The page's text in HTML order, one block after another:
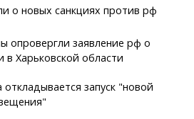
о новых санкциях против рф
опровергли заявление рф о
Харьковской области
запуск "новой